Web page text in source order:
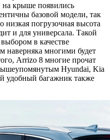
на крыше появились
базовой модели, так
низкая погрузочная высота
и для универсала. Такой
в качестве
наверняка многими будет
Arrizo 8 многие прочат
Hyundai, Kia
удобный багажник также